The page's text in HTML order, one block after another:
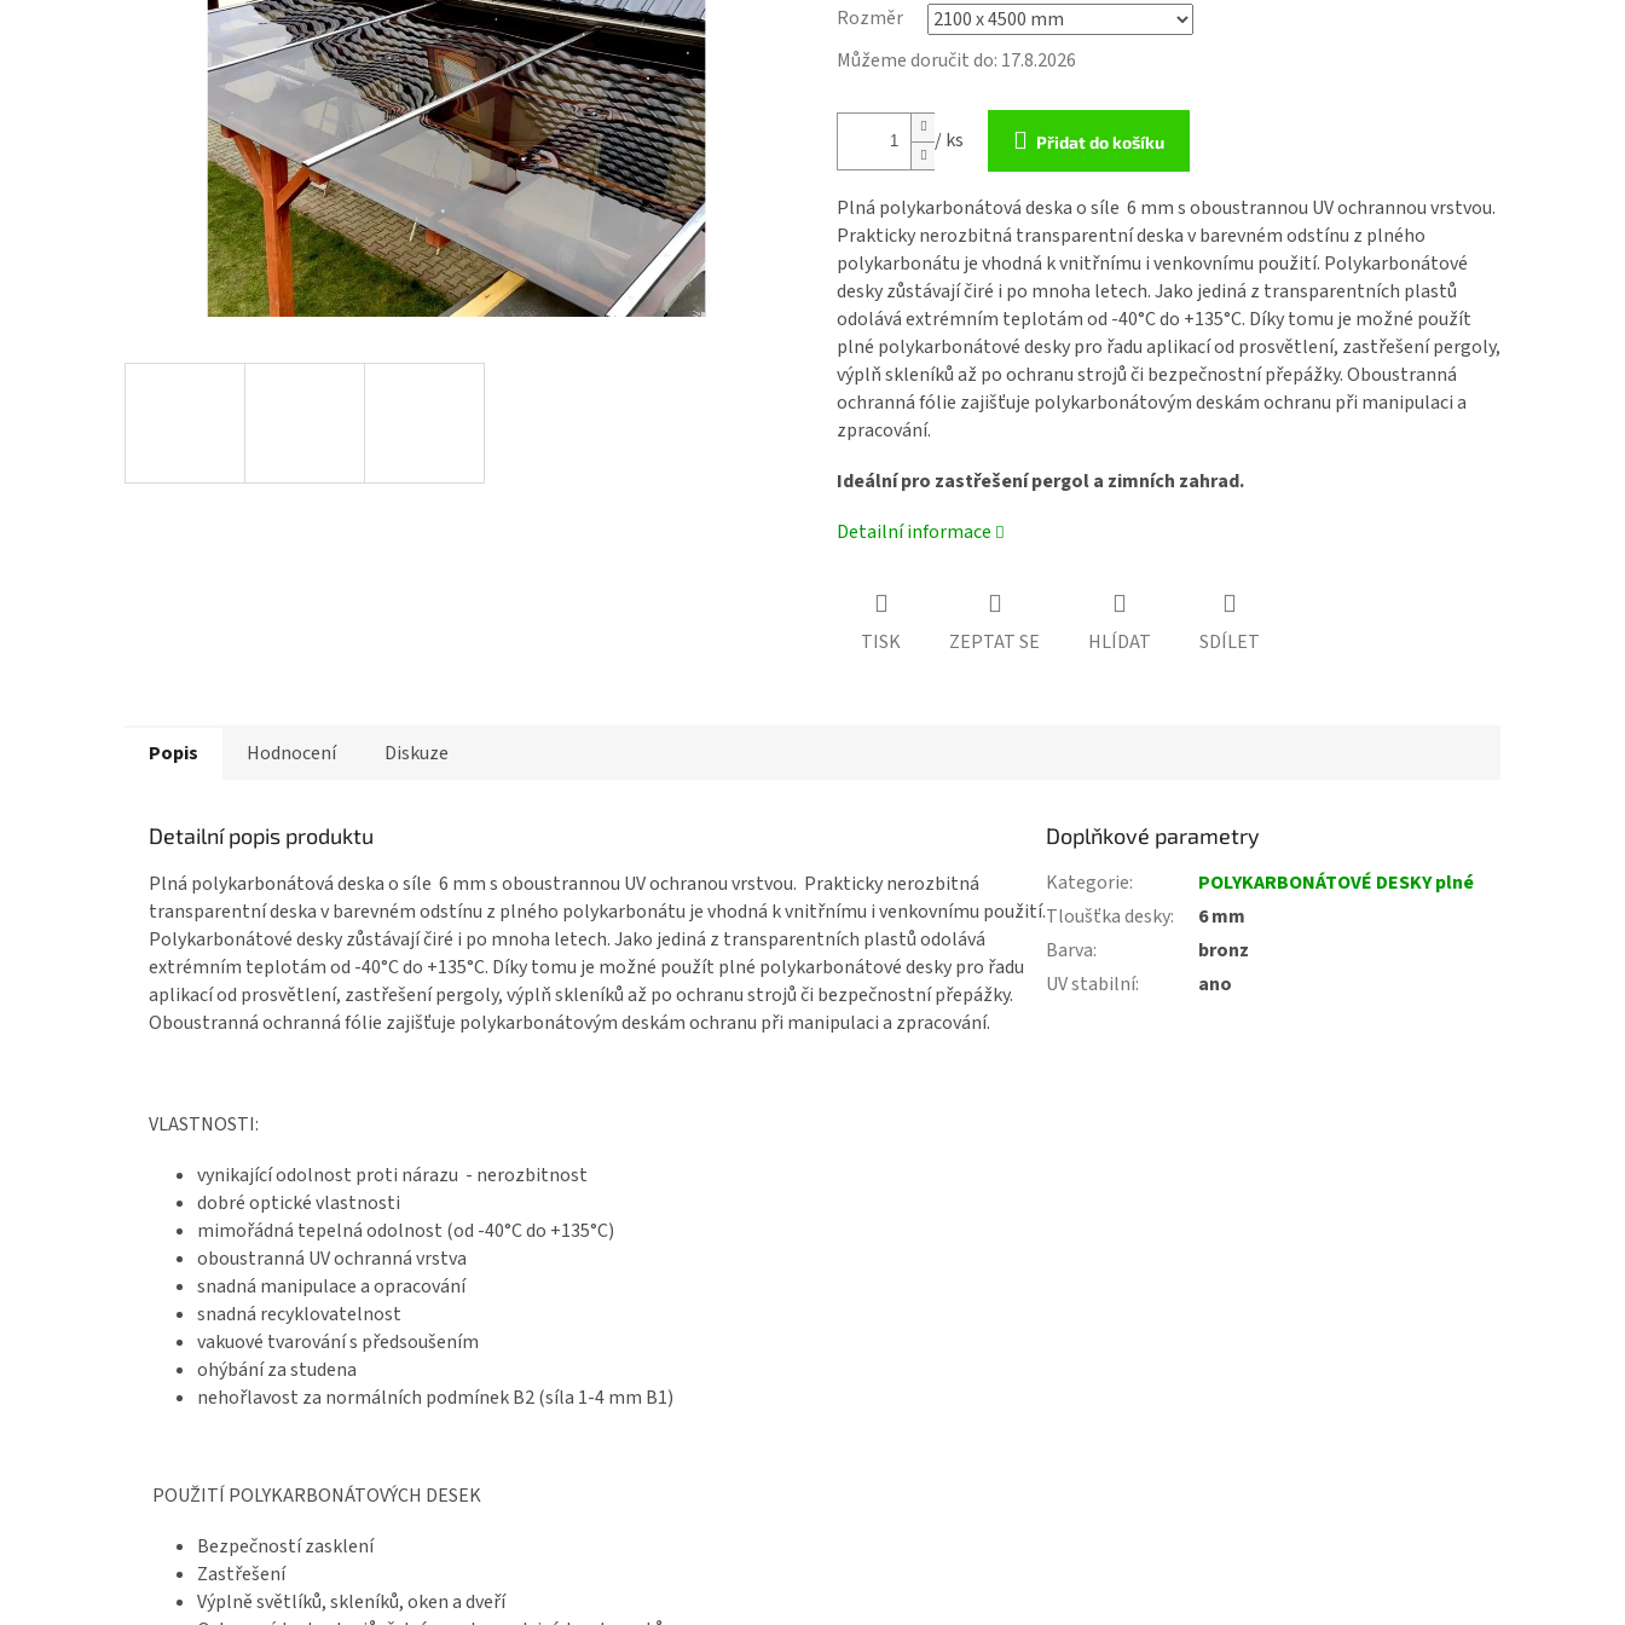
Rozměr
Můžeme doručit do: 17.8.2026
/ ks Přidat do košíku
Plná polykarbonátová deska o síle 6 mms oboustrannou UV ochrannou vrstvou.
Prakticky nerozbitná transparentní deska v barevném odstínu z plného
polykarbonátu je vhodná k vnitřnímu i venkovnímu použití. Polykarbonátové
deskyzůstávají čiré i po mnoha letech. Jako jediná z transparentních plastů
odolává extrémním teplotám od -40°C do +135°C. Díky tomu je možné použít
plné polykarbonátové deskypro řadu aplikací od prosvětlení, zastřešení pergoly,
výplň skleníků až po ochranu strojů či bezpečnostní přepážky. Oboustranná
ochranná fólie zajišťuje polykarbonátovým deskámochranu při manipulaci a
zpracování.
Ideální pro zastřešení pergol a zimních zahrad.
Detailní informace
TISK ZEPTAT SE HLÍDAT SDÍLET
Popis Hodnocení Diskuze
Detailní popis produktu
Plná polykarbonátová deska o síle 6 mms oboustrannou UV ochranou vrstvou. Prakticky nerozbitná
transparentní deska v barevném odstínu z plného polykarbonátu je vhodná k vnitřnímu i venkovnímu použití.
Polykarbonátové deskyzůstávají čiré i po mnoha letech. Jako jediná z transparentních plastů odolává
extrémním teplotám od -40°C do +135°C. Díky tomu je možné použít plné polykarbonátové deskypro řadu
aplikací od prosvětlení, zastřešení pergoly, výplň skleníků až po ochranu strojů či bezpečnostní přepážky.
Oboustranná ochranná fólie zajišťuje polykarbonátovým deskámochranu při manipulaci a zpracování.
VLASTNOSTI:
vynikající odolnost proti nárazu - nerozbitnost
dobré optické vlastnosti
mimořádná tepelná odolnost (od -40°C do +135°C)
oboustranná UV ochranná vrstva
snadná manipulace a opracování
snadná recyklovatelnost
vakuové tvarování s předsoušením
ohýbání za studena
nehořlavost za normálních podmínek B2 (síla 1-4 mm B1)
POUŽITÍ POLYKARBONÁTOVÝCH DESEK
Bezpečností zasklení
Zastřešení
Výplně světlíků, skleníků, oken a dveří
Doplňkové parametry
Kategorie:
POLYKARBONÁTOVÉ DESKY plné
Tloušťka desky:
6 mm
Barva:
bronz
UV stabilní: ano